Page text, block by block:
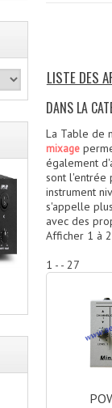
LISTE DES
DANS LA
La Table de
mixage
également
sont l'entrée
instrument
s'appelle
avec des
Afficher 1 à
1 - - 27